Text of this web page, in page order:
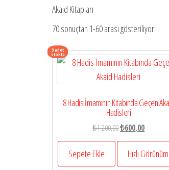
Akaid Kitapları
70 sonuçtan 1-60 arası gösteriliyor
3 adet
stokta
8 Hadis İmamının Kitabında Geçen
Hadisleri
₺1.200,00Orijinal
fiyat:
₺1.200,00.
₺600,00Şu
andaki
fiyat:
₺600,00.
Sepete Ekle Hızlı Görünüm